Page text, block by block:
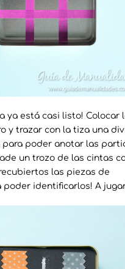
ya está casi listo! Colocar
y trazar con la tiza una
para poder anotar las
un trozo de las cintas
las piezas de
poder identificarlos! A